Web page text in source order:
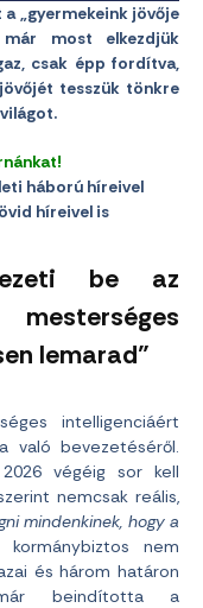
„gyermekeink jövője
most elkezdjük
csak épp fordítva,
tesszük tönkre
háború híreivel
híreivel is
be az
lemarad”
intelligenciáért
való bevezetéséről.
végéig sor kell
nemcsak reális,
mindenkinek, hogy a
nem
és három határon
beindította a